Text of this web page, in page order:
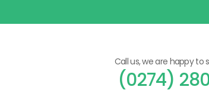
Call us, we are happy to
(0274)